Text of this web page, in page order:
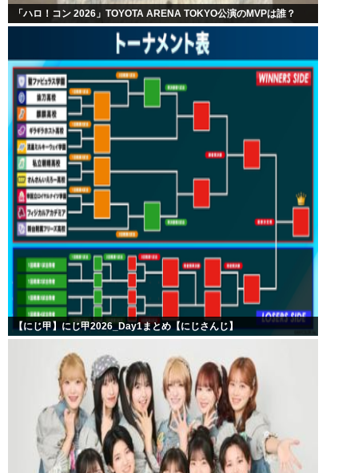
「ハロ！コン 2026」TOYOTA ARENA TOKYO公演のMVPは誰？
【にじ甲】にじ甲2026_Day1まとめ【にじさんじ】